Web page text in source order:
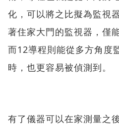
化，可以將之比擬為監視
著住家大門的監視器，僅
而12導程則能從多方角度
時，也更容易被偵測到。
有了儀器可以在家測量之